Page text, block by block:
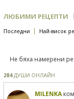
ЛЮБИМИ РЕЦЕПТИ
Последни | Най-висок
Не бяха намерени
284ДУШИ ОНЛАЙН
MILENKA